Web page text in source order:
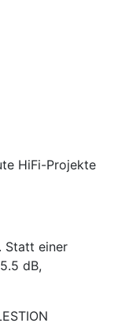
HiFi-Projekte
Statt einer
dB,